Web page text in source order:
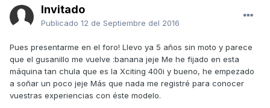
Invitado
Publicado 12 de Septiembre del 2016
Pues presentarme en el foro! Llevo ya 5 años sin moto y parece
que el gusanillo me vuelve :banana jeje Me he fijado en esta
máquina tan chula que es la Xciting 400i y bueno, he empezado
a soñar un poco jeje Más que nada me registré para conocer
vuestras experiencias con éste modelo.